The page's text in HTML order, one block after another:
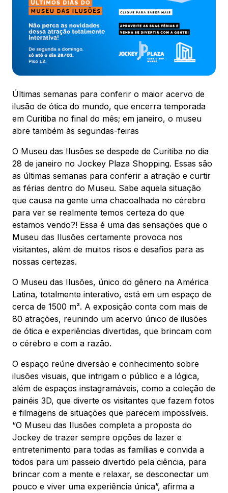
Chamar Uber
(41) 3216-1600
WhatsApp
Comodidades Eventos Cinema
Mapa Virtual
Últimas semanas para conferir o maior acervo de
ilusão de ótica do mundo, que encerra temporada
em Curitiba no final do mês; em janeiro, o museu
abre também às segundas-feiras
O Museu das Ilusões se despede de Curitiba no dia
28 de janeiro no Jockey Plaza Shopping. Essas são
as últimas semanas para conferir a atração e curtir
as férias dentro do Museu. Sabe aquela situação
que causa na gente uma chacoalhada no cérebro
para ver se realmente temos certeza do que
estamos vendo?! Essa é uma das sensações que o
Museu das Ilusões certamente provoca nos
visitantes, além de muitos risos e desafios para as
nossas certezas.
O Museu das Ilusões, único do gênero na América
Latina, totalmente interativo, está em um espaço de
cerca de 1500 m². A exposição conta com mais de
80 atrações, reunindo um acervo único de ilusões
de ótica e experiências divertidas, que brincam com
o cérebro e com a razão.
O espaço reúne diversão e conhecimento sobre
ilusões visuais, que intrigam o público e a lógica,
além de espaços instagramáveis, como a coleção de
painéis 3D, que diverte os visitantes que fazem fotos
e filmagens de situações que parecem impossíveis.
“O Museu das Ilusões completa a proposta do
Jockey de trazer sempre opções de lazer e
entretenimento para todas as famílias e convida a
todos para um passeio divertido pela ciência, para
brincar com a mente e relaxar, se desconectar um
pouco e viver uma experiência única”, afirma a